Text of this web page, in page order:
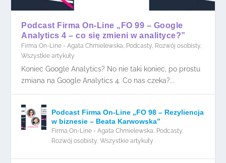
Podcast Firma On-Line „FO 99 – Google
Analytics 4 – co się zmieni w analityce?”
Firma On-Line - Agata Chmielewska Podcasty Rozwój osobisty
Wszystkie artykuły
Koniec Google Analytics? No nie taki koniec, po prostu
zmiana na Google Analytics 4. Co nas czeka?...
Podcast Firma On-Line „FO 98 – Rezyliencja
w biznesie – Beata Karwowska”
Firma On-Line - Agata Chmielewska Podcasty
Rozwój osobisty ,Wszystkie artykuły